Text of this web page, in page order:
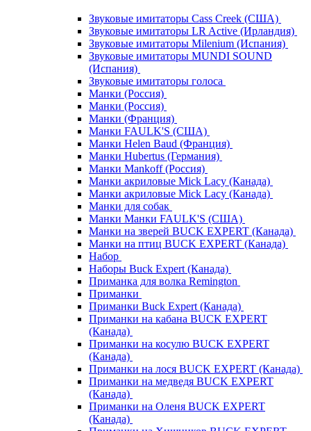
Звуковые имитаторы Cass Creek (США)
Звуковые имитаторы LR Active (Ирландия)
Звуковые имитаторы Milenium (Испания)
Звуковые имитаторы MUNDI SOUND
(Испания)
Звуковые имитаторы голоса
Манки (Россия)
Манки (Россия)
Манки (Франция)
Манки FAULK'S (США)
Манки Helen Baud (Франция)
Манки Hubertus (Германия)
Манки Mankoff (Россия)
Манки акриловые Mick Lacy (Канада)
Манки акриловые Mick Lacy (Канада)
Манки для собак
Манки Манки FAULK'S (США)
Манки на зверей BUCK EXPERT (Канада)
Манки на птиц BUCK EXPERT (Канада)
Набор
Наборы Buck Expert (Канада)
Приманка для волка Remington
Приманки
Приманки Buck Expert (Канада)
Приманки на кабана BUCK EXPERT
(Канада)
Приманки на косулю BUCK EXPERT
(Канада)
Приманки на лося BUCK EXPERT (Канада)
Приманки на медведя BUCK EXPERT
(Канада)
Приманки на Оленя BUCK EXPERT
(Канада)